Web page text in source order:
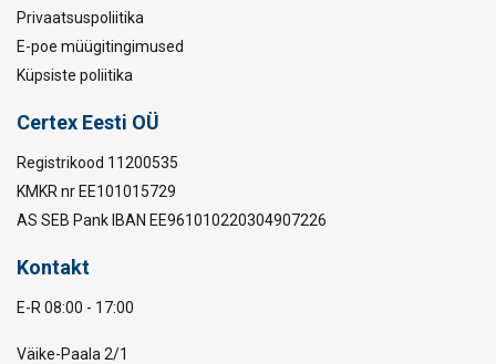
Märgistus:
Standard:
Ohutustegur:
Privaatsuspoliitika
E-poe müügitingimused
Küpsiste poliitika
Certex Eesti OÜ
Registrikood 11200535
KMKR nr EE101015729
AS SEB Pank IBAN EE961010220304907226
Kontakt
E-R 08:00 - 17:00
Väike-Paala 2/1